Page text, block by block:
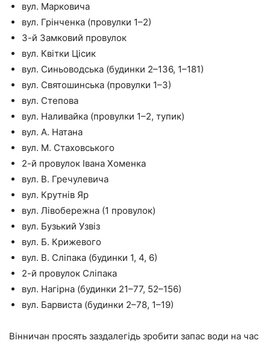
вул. Марковича
вул. Грінченка (провулки 1–2)
3-й Замковий провулок
вул. Квітки Цісик
вул. Синьоводська (будинки 2–136, 1–181)
вул. Святошинська (провулки 1–3)
вул. Степова
вул. Наливайка (провулки 1–2, тупик)
вул. А. Натана
вул. М. Стаховського
2-й провулок Івана Хоменка
вул. В. Гречулевича
вул. Крутнів Яр
вул. Лівобережна (1 провулок)
вул. Бузький Узвіз
вул. Б. Крижевого
вул. В. Сліпака (будинки 1, 4, 6)
2-й провулок Сліпака
вул. Нагірна (будинки 21–77, 52–156)
вул. Барвиста (будинки 2–78, 1–19)
Вінничан просять заздалегідь зробити запас води на час